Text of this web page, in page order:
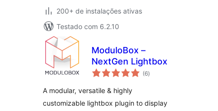
200+ de instalações ativas
Testado com 6.2.10
ModuloBox –
NextGen Lightbox
(6total
de
)
A modular, versatile & highly
customizable lightbox plugin to display